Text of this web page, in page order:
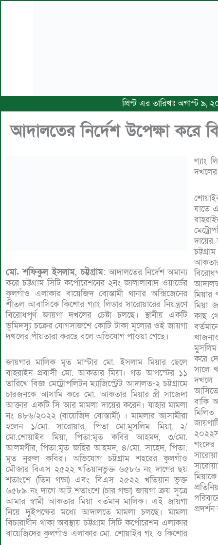
প্রিন্ট এর তারিখঃ অগাস্ট
আদালতের নির্দেশ উপেক্ষা করে
মো. শফিকুল ইসলাম, চট্টগ্রাম: আদালতের নির্দেশ অমান্য
করে চট্টগ্রাম সিটি কর্পোরেশনের ২নং জালালাবাদ ওয়ার্ডের
কুলগাঁও এলাকার বায়েজিদ বোস্তামী থানার অক্সিজেনের
শীতল আবাসিকে কিশোর গ্যাং লিডার সারোয়ারের নিয়ন্ত্রণে
বিরোধপূর্ণ জায়গা দখলের চেষ্টা চলছে। স্থানীয় একটি
ভূমিদস্যু চক্রের যোগসাজশে কোটি টাকা মূল্যের ওই জায়গা
দখলের পাঁয়তারা করছে বলে অভিযোগ পাওয়া গেছে।
জায়গার মালিক মৃত মাস্টার মো. ইসলাম মিয়ার ছেলে
বাহরাইন প্রবাসী মো. আকতার মিয়া। গত আগস্টের ১১
তারিখে বিজ্ঞ মেট্রোপলিটন ম্যাজিস্ট্রেট আদালত-২ চট্টগ্রামে
চারজনকে আসামি করে মো. আকতার মিয়ার স্ত্রী সাজেদা
আক্তার একটি সি আর মামলা দায়ের করেন। যাহার মামলা
নং ৪৮৬/২০২২ (বায়েজিদ বোস্তামী) । মামলার আসামীরা
হলেন ১/মো. সারোয়ার, পিতা মো.মুসলিম মিয়া, ২/
মো.শোয়াইব মিয়া, পিতা:মৃত কবির আহমদ, ৩/মো.
আলমগীর, পিতা:মৃত জহির আহমদ, ৪/মো. সাহেদ, পিতা:
মৃত নুরুল কবির। অভিযোগ চট্টগ্রাম শহরের কুলগাঁও
মৌজার বিএস ২৫২২ খতিয়ানভুক্ত ৬৫৮৬ নং দাগের ছয়
শতাংশে (তিন গন্ডা) এবং বিএস ২৫২২ খতিয়ান ভুক্ত
৬৫৮৯ নং দাগে আট শতাংশে (চার গন্ডা) জায়গা ক্রয় সূত্রে
আমার স্বামী আকতার মিয়া বর্তমান মালিক। এই জায়গা
নিয়ে দুইপক্ষের মধ্যে আদালতে মামলা চলছে। মামলা
বিচারাধীন থাকা অবস্থায় চট্টগ্রাম সিটি কর্পোরেশন এলাকার
বায়েজিদের কুলগাঁও এলাকার মো. শোয়াইব গং ও কিশোর
গ্যাং
দখলের
যাতে
দায়ের
মিয়া
কাছ
মুসলিম
করে
সালে
দখলে
বাকি